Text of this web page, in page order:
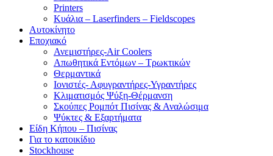
Printers
Κυάλια – Laserfinders – Fieldscopes
Αυτοκίνητο
Εποχιακό
Ανεμιστήρες-Air Coolers
Απωθητικά Εντόμων – Τρωκτικών
Θερμαντικά
Ιονιστές- Αφυγραντήρες-Υγραντήρες
Κλιματισμός Ψύξη-Θέρμανση
Σκούπες Ρομπότ Πισίνας & Αναλώσιμα
Ψύκτες & Εξαρτήματα
Είδη Κήπου – Πισίνας
Για το κατοικίδιο
Stockhouse